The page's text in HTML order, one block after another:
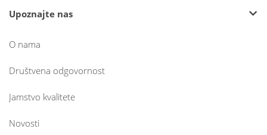
Upoznajte nas
O nama
Društvena odgovornost
Jamstvo kvalitete
Novosti